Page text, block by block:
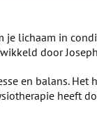
lichaam in
door
en balans.
heeft